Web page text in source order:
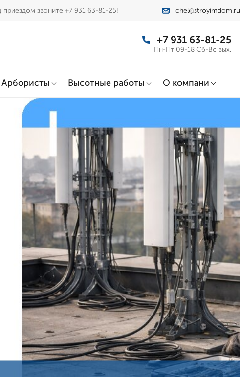
звоните +7 931 63-81-25! chel@stroyimdom.ru
+7 931 63-81-25
Пн-Пт 09-18 Сб-Вс вых.
Арбористы Высотные работы О компани